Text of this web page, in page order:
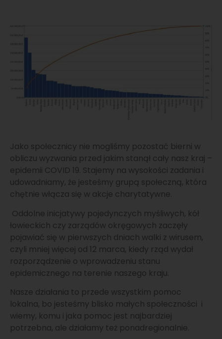
Jako społecznicy nie mogliśmy pozostać bierni w
obliczu wyzwania przed jakim stanął cały nasz kraj –
epidemii COVID 19. Stajemy na wysokości zadania i
udowadniamy, że jesteśmy grupą społeczną, która
chętnie włącza się w akcje charytatywne.
Oddolne inicjatywy pojedynczych myśliwych, kół
łowieckich czy zarządów okręgowych zaczęły
pojawiać się w pierwszych dniach walki z wirusem,
czyli mniej więcej od 12 marca, kiedy rząd wydał
rozporządzenie o wprowadzeniu stanu
epidemicznego na terenie naszego kraju.
Nasze działania to przede wszystkim pomoc
lokalna, bo jesteśmy blisko małych społeczności i
wiemy, komu i jaka pomoc jest najbardziej
potrzebna, ale działamy też ponadregionalnie.